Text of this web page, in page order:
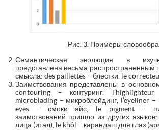
Рис. 3. Примеры
Семантическая эволюция в
представлена весьма
смысла: des paillettes – блестки, le
Заимствования представлены в
contouring – контуринг,
microblading – микроблейдинг, l’eyeliner –
eyes – смоки айс, le pigment –
заимствований пришло из других
лица (итал), le khôl – карандаш для глаз